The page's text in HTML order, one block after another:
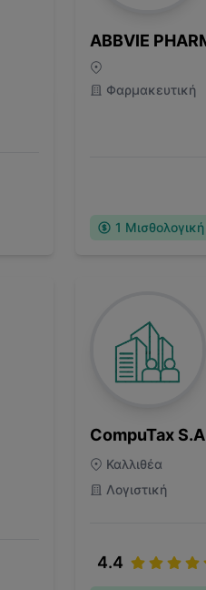
ABBVIE
Φαρμακευτική
1
CompuTax S.A
Καλλιθέα
Λογιστική
4.4